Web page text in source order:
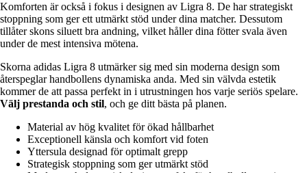
Komforten är också i fokus i designen av Ligra 8. De har strategiskt
stoppning som ger ett utmärkt stöd under dina matcher. Dessutom
tillåter skons siluett bra andning, vilket håller dina fötter svala även
under de mest intensiva mötena.
Skorna adidas Ligra 8 utmärker sig med sin moderna design som
återspeglar handbollens dynamiska anda. Med sin välvda estetik
kommer de att passa perfekt in i utrustningen hos varje seriös spelare.
Välj prestanda och stil, och ge ditt bästa på planen.
Material av hög kvalitet för ökad hållbarhet
Exceptionell känsla och komfort vid foten
Yttersula designad för optimalt grepp
Strategisk stoppning som ger utmärkt stöd